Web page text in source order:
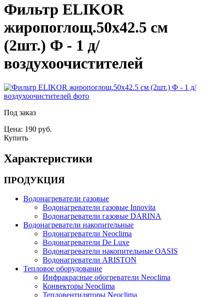
Фильтр ELIKOR
жиропоглощ.50х42.5 см
(2шт.) Ф - 1 д/
воздухоочистителей
Под заказ
Цена: 190 руб.
Купить
Характеристики
ПРОДУКЦИЯ
Водонагреватели газовые
Водонагреватели газовые Innovita
Водонагреватели газовые DARINA
Водонагреватели накопительные
Водонагреватели Neoclima
Водонагреватели De Luxe
Водонагреватели накопительные OASIS
Водонагреватели ARISTON
Тепловое оборудование
Инфракрасные обогреватели Neoclima
Конвекторы Neoclima
Тепловентиляторы Neoclima